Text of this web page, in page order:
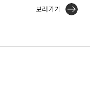
보러가기